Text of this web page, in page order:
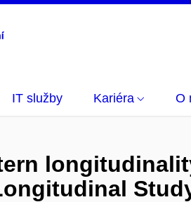
IT služby Kariéra O